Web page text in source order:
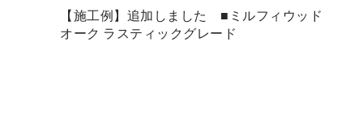
【施工例】追加しました ■ミルフィウッド
オーク ラスティックグレード